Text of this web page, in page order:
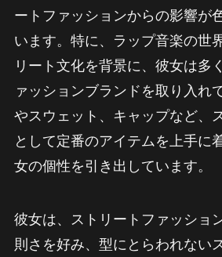
ートファッションからの影響が
います。特に、ラップ音楽の世
リート文化を背景に、彼女は多
ァッションブランドを取り入れ
やスウェット、キャップなど、
として定番のアイテムを上手に
女の個性を引き出しています。
彼女は、ストリートファッショ
則さを好み、型にとらわれない